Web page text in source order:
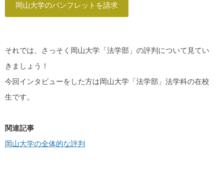
岡山大学のパンフレットを請求
それでは、さっそく岡山大学「法学部」の評判について見てい
きましょう！
今回インタビューをした方は岡山大学「法学部」法学科の在校
生です。
関連記事
岡山大学の全体的な評判